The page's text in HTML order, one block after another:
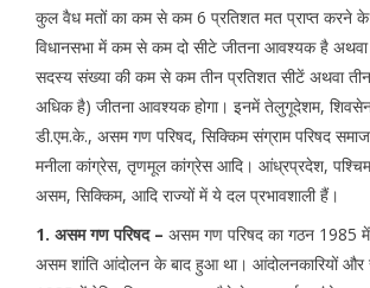
कुल वैध मतों का कम से कम 6 प्रतिशत मत प्राप्त करने के
विधानसभा में कम से कम दो सीटे जीतना आवश्यक है
सदस्य संख्या की कम से कम तीन प्रतिशत सीटें अथवा
अधिक है) जीतना आवश्यक होगा। इनमें तेलुगूदेशम,
डी.एम.के., असम गण परिषद, सिक्किम संग्राम परिषद
मनीला कांग्रेस, तृणमूल कांग्रेस आदि। आंध्रप्रदेश,
असम, सिक्किम, आदि राज्यों में ये दल प्रभावशाली हैं।
1. असम गण परिषद – असम गण परिषद का गठन 1985
असम शांति आंदोलन के बाद हुआ था। आंदोलनकारियों